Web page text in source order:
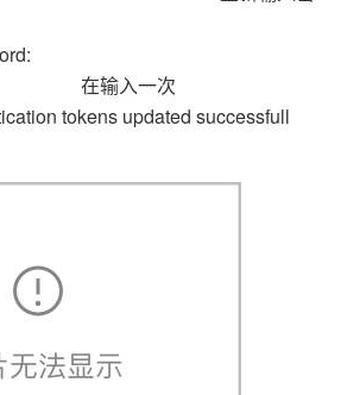
一次
tokens updated successfull